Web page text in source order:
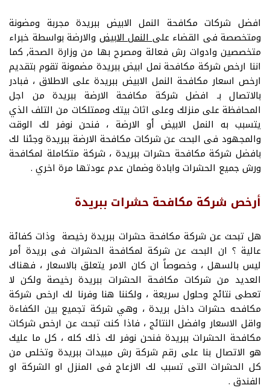
افضل شركات مكافحة النمل الابيض ببريدة مجربة ومضونة
ومتخصصة فى القضاء علىالنمل الابيض والارضة بواسطة خبراء
متخصصين وادوات رش فعالة ومصرح بها من وزارة الصحة, كما
اننا ارخص شركة مكافحة نمل ابيض ببريدة مضمونة تقوم بتقديم
ارخص اسعار مكافحة النمل الابيض ببريدة على الاطلاق ، فبادر
بالاتصال بـ افضل شركة مكافحة الارضة ببريدة من اجل
المحافظة على منزلك وعلى اثاث بيتك وممتلكات من التلف الذي
يتسبب به النمل الابيض أو الارضة ، فنحن نوفر لك الوقت
والمجهود فى البحث عن شركات مكافحة الارضة ببريدة وجئنا لك
بافضل شركة مكافحة حشرات ببريدة ، شركة متكاملة لمكافحة
ورش جميع الحشرات وابادة وضمان عدم عودتها مرة اخري .
أرخص شركة مكافحة حشرات ببريدة
هل تبحث عن شركة مكافحة حشرات ببريدة رخيصة وذات كفائة
عالية ؟ ان البحث عن شركة لمكافحة الحشرات فى بريدة أمر
ليس بالسهل ، وخصوصاً ان كان الامر يتعلق بالاسعار ، فهناك
العديد من شركات مكافحة الحشرات ببريدة رخيصة ولكن لا
تعطى نتائج وحلول سريعة ، ولكننا هنا وفرنا لك ارخص شركة
مكافحه حشرات داخل بريدة ، وهي شركة تجميع بين الكفاءة
واقل الاسعار وافضل النتائج ، فاذا كنت تبحث عن ارخص شركات
مكافحة الحشرات ببريدة فنحن نوفر لك ذلك كله ، كل ما عليك
هو الاتصال بنا على رقم شركة رش مبيدات ببريدة وتخلص من
كل الحشرات التى تسبب لك الازعاج فى المنزل او الشركة او
الفندق .